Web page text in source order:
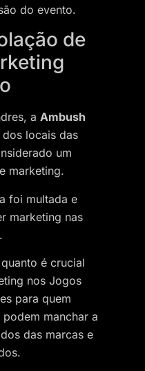
do evento.
de
a Ambush
locais das
um
marketing.
foi multada e
marketing nas
é crucial
nos Jogos
para quem
manchar a
das marcas e